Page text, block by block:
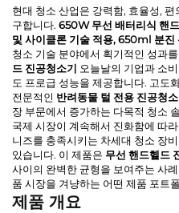
현대 청소 산업은 강력함, 효율성,
구합니다. 650W 무선 배터리식 핸
및 사이클론 기술 적용, 650ml 분진
청소 기술 분야에서 획기적인 성과
드 진공청소기 오늘날의 기업과 소
도 프로급 성능을 제공합니다. 고도
전문적인 반려동물 털 전용 진공청
장 부문에서 증가하는 다목적 청소
국제 시장이 계속해서 진화함에 따
니즈를 충족시키는 차세대 청소 장
있습니다. 이 제품은 무선 핸드헬드
사이의 완벽한 균형을 보여주는 사
품 시장을 겨냥하는 어떤 제품 포트
제품 개요